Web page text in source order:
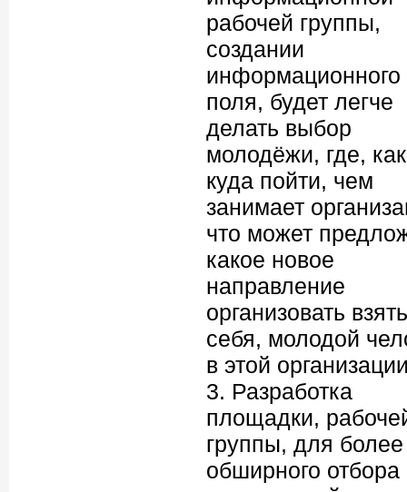
рабочей группы,
создании
информационного
поля, будет легче
делать выбор
молодёжи, где,
куда пойти, чем
занимает
что может
какое новое
направление
организовать
себя, молодой
в этой
3. Разработка
площадки,
группы, для более
обширного отбора